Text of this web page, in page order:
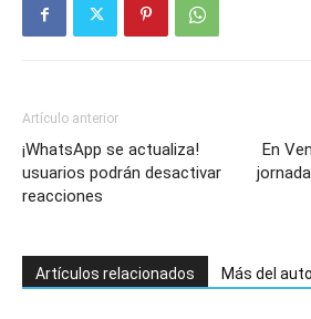
Artículo anterior
¡WhatsApp se actualiza!
usuarios podrán desactivar
reacciones
En
Artículos relacionados Más del